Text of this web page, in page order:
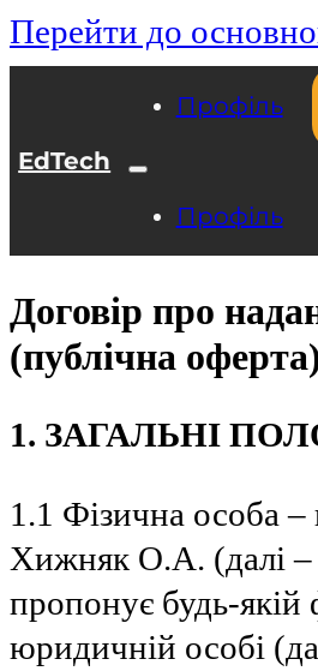
Перейти до
EdTech
Профіль
Профіль
Договір про
(публічна
1. ЗАГАЛЬНІ
1.1 Фізична особа –
Хижняк О.А. (далі –
пропонує будь-якій
юридичній особі